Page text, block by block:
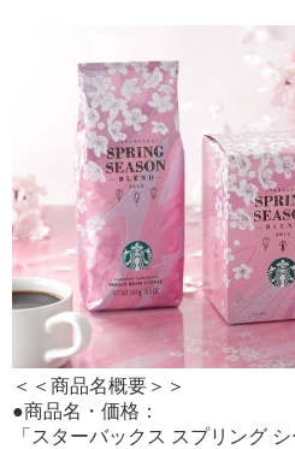
＜＜商品名概要＞＞
●商品名・価格：
「スターバックス スプリング